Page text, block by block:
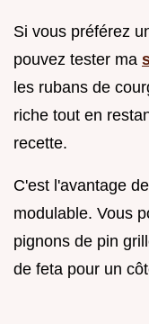
Si vous préférez
pouvez tester ma
les rubans de
riche tout en
recette.
C'est l'avantage
modulable. Vous
pignons de pin
de feta pour un